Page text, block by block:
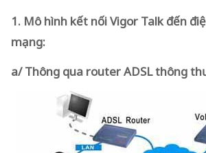
1. Mô hình kết nối Vigor Talk đến
mạng:
a/ Thông qua router ADSL thông